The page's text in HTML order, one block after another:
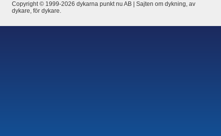
Copyright © 1999-2026 dykarna punkt nu AB | Sajten om dykning, av
dykare, för dykare.